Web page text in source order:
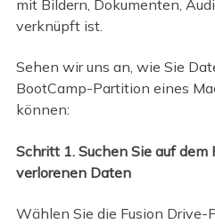
mit Bildern, Dokumenten,
verknüpft ist.
Sehen wir uns an, wie Sie
BootCamp-Partition eines
können:
Schritt 1. Suchen Sie auf
verlorenen Daten
Wählen Sie die Fusion Drive-